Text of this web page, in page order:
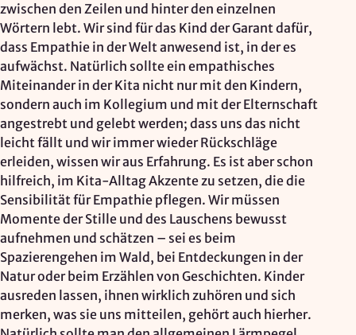
zwischen den Zeilen und hinter den einzelnen
Wörtern lebt. Wir sind für das Kind der Garant dafür,
dass Empathie in der Welt anwesend ist, in der es
aufwächst. Natürlich sollte ein empathisches
Miteinander in der Kita nicht nur mit den Kindern,
sondern auch im Kollegium und mit der Elternschaft
angestrebt und gelebt werden; dass uns das nicht
leicht fällt und wir immer wieder Rückschläge
erleiden, wissen wir aus Erfahrung. Es ist aber schon
hilfreich, im Kita-Alltag Akzente zu setzen, die die
Sensibilität für Empathie pflegen. Wir müssen
Momente der Stille und des Lauschens bewusst
aufnehmen und schätzen – sei es beim
Spazierengehen im Wald, bei Entdeckungen in der
Natur oder beim Erzählen von Geschichten. Kinder
ausreden lassen, ihnen wirklich zuhören und sich
merken, was sie uns mitteilen, gehört auch hierher.